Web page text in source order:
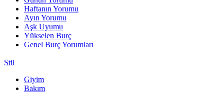
Haftanın Yorumu
Ayın Yorumu
Aşk Uyumu
Yükselen Burç
Genel Burç Yorumları
Stil
Giyim
Bakım